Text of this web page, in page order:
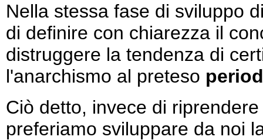
Nella stessa fase di sviluppo
di definire con chiarezza il
distruggere la tendenza di
l'anarchismo al preteso
Ciò detto, invece di
preferiamo sviluppare da noi